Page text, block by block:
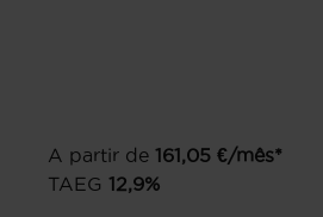
A partir de 161,05 €/mês*
TAEG 12,9%